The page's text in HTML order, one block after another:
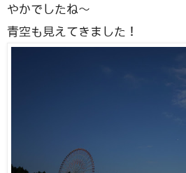
やかでしたね〜
青空も見えてきました！